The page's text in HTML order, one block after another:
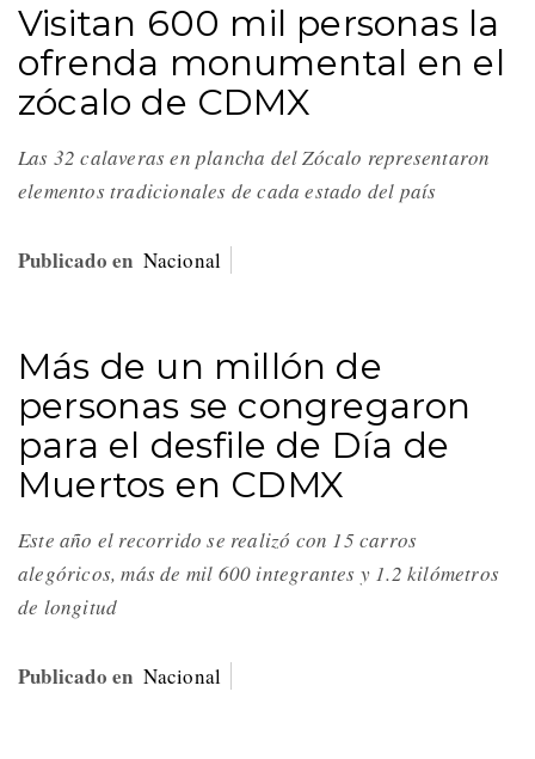
Visitan 600 mil personas la
ofrenda monumental en el
zócalo de CDMX
Las 32 calaveras en plancha del Zócalo representaron
elementos tradicionales de cada estado del país
Publicado en Nacional
Más de un millón de
personas se congregaron
para el desfile de Día de
Muertos en CDMX
Este año el recorrido se realizó con 15 carros
alegóricos, más de mil 600 integrantes y 1.2 kilómetros
de longitud
Publicado en Nacional